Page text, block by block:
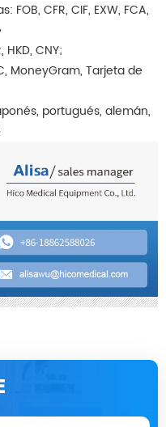
CFR, CIF, EXW, FCA,
CNY;
MoneyGram, Tarjeta de
portugués, alemán,